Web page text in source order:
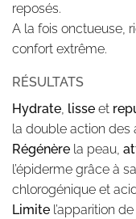
reposés.
A la fois onctueuse,
confort extrême.
RÉSULTATS
Hydrate, lisse et
la double action des
Régénère la peau,
l’épiderme grâce à
chlorogénique et
Limite l’apparition